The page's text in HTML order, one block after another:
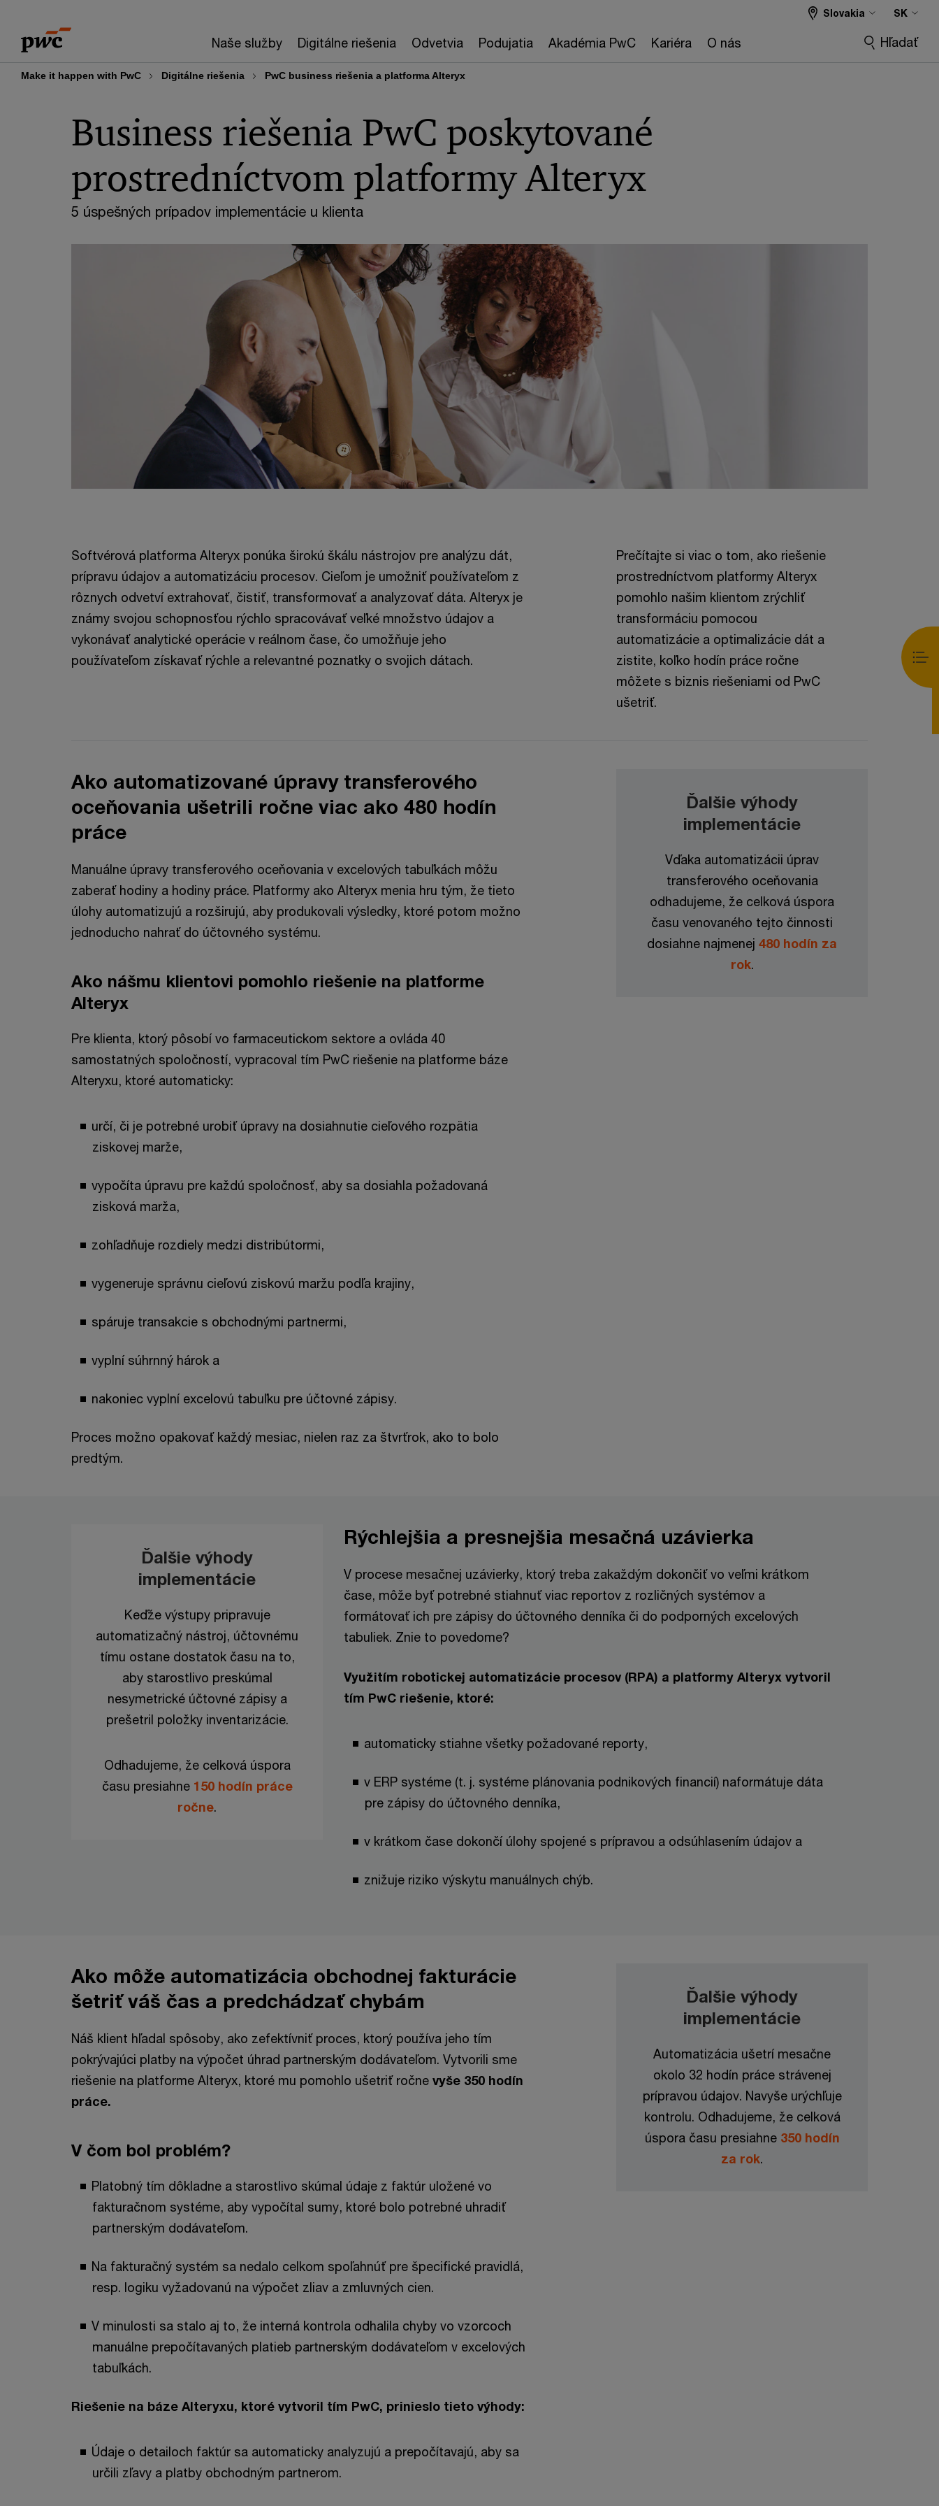
content
footer
Naše služby Digitálne riešenia Odvetvia Podujatia Akadémia PwC Kariéra O nás
Slovakia SK
Hľadať
Make it happen with PwC Digitálne riešenia PwC business riešenia a platforma Alteryx
5 úspešných prípadov implementácie u klienta
Business riešenia PwC poskytované
prostredníctvom platformy Alteryx
Softvérová platforma Alteryx ponúka širokú škálu nástrojov pre analýzu dát,
prípravu údajov a automatizáciu procesov. Cieľom je umožniť používateľom z
rôznych odvetví extrahovať, čistiť, transformovať a analyzovať dáta. Alteryx je
známy svojou schopnosťou rýchlo spracovávať veľké množstvo údajov a
vykonávať analytické operácie v reálnom čase, čo umožňuje jeho
používateľom získavať rýchle a relevantné poznatky o svojich dátach.
Prečítajte si viac o tom, ako riešenie
prostredníctvom platformy Alteryx
pomohlo našim klientom zrýchliť
transformáciu pomocou
automatizácie a optimalizácie dát a
zistite, koľko hodín práce ročne
môžete s biznis riešeniami od PwC
ušetriť.
Ako automatizované úpravy transferového
oceňovania ušetrili ročne viac ako 480 hodín
práce
Manuálne úpravy transferového oceňovania v excelových tabuľkách môžu
zaberať hodiny a hodiny práce. Platformy ako Alteryx menia hru tým, že tieto
úlohy automatizujú a rozširujú, aby produkovali výsledky, ktoré potom možno
jednoducho nahrať do účtovného systému.
Ako nášmu klientovi pomohlo riešenie na platforme
Alteryx
Pre klienta, ktorý pôsobí vo farmaceutickom sektore a ovláda 40
samostatných spoločností, vypracoval tím PwC riešenie na platforme báze
Alteryxu, ktoré automaticky:
určí, či je potrebné urobiť úpravy na dosiahnutie cieľového rozpätia
ziskovej marže,
vypočíta úpravu pre každú spoločnosť, aby sa dosiahla požadovaná
zisková marža,
zohľadňuje rozdiely medzi distribútormi,
vygeneruje správnu cieľovú ziskovú maržu podľa krajiny,
spáruje transakcie s obchodnými partnermi,
vyplní súhrnný hárok a
nakoniec vyplní excelovú tabuľku pre účtovné zápisy.
Proces možno opakovať každý mesiac, nielen raz za štvrťrok, ako to bolo
predtým.
Ďalšie výhody
implementácie
Vďaka automatizácii úprav
transferového oceňovania
odhadujeme, že celková úspora
času venovaného tejto činnosti
dosiahne najmenej 480 hodín za
rok.
Ďalšie výhody
implementácie
Keďže výstupy pripravuje
automatizačný nástroj, účtovnému
tímu ostane dostatok času na to,
aby starostlivo preskúmal
nesymetrické účtovné zápisy a
prešetril položky inventarizácie.
Odhadujeme, že celková úspora
času presiahne 150 hodín práce
ročne.
Rýchlejšia a presnejšia mesačná uzávierka
V procese mesačnej uzávierky, ktorý treba zakaždým dokončiť vo veľmi krátkom
čase, môže byť potrebné stiahnuť viac reportov z rozličných systémov a
formátovať ich pre zápisy do účtovného denníka či do podporných excelových
tabuliek. Znie to povedome?
Využitím robotickej automatizácie procesov (RPA) a platformy Alteryx vytvoril
tím PwC riešenie, ktoré:
automaticky stiahne všetky požadované reporty,
v ERP systéme (t. j. systéme plánovania podnikových financií) naformátuje dáta
pre zápisy do účtovného denníka,
v krátkom čase dokončí úlohy spojené s prípravou a odsúhlasením údajov a
znižuje riziko výskytu manuálnych chýb.
Ako môže automatizácia obchodnej fakturácie
šetriť váš čas a predchádzať chybám
Náš klient hľadal spôsoby, ako zefektívniť proces, ktorý používa jeho tím
pokrývajúci platby na výpočet úhrad partnerským dodávateľom. Vytvorili sme
riešenie na platforme Alteryx, ktoré mu pomohlo ušetriť ročne vyše 350 hodín
práce.
V čom bol problém?
Platobný tím dôkladne a starostlivo skúmal údaje z faktúr uložené vo
fakturačnom systéme, aby vypočítal sumy, ktoré bolo potrebné uhradiť
partnerským dodávateľom.
Na fakturačný systém sa nedalo celkom spoľahnúť pre špecifické pravidlá,
resp. logiku vyžadovanú na výpočet zliav a zmluvných cien.
V minulosti sa stalo aj to, že interná kontrola odhalila chyby vo vzorcoch
manuálne prepočítavaných platieb partnerským dodávateľom v excelových
tabuľkách.
Riešenie na báze Alteryxu, ktoré vytvoril tím PwC, prinieslo tieto výhody:
Údaje o detailoch faktúr sa automaticky analyzujú a prepočítavajú, aby sa
určili zľavy a platby obchodným partnerom.
Ďalšie výhody
implementácie
Automatizácia ušetrí mesačne
okolo 32 hodín práce strávenej
prípravou údajov. Navyše urýchľuje
kontrolu. Odhadujeme, že celková
úspora času presiahne 350 hodín
za rok.